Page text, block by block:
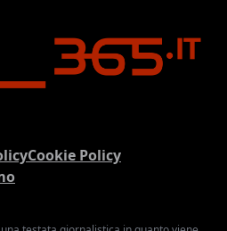
Cookie Policy